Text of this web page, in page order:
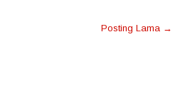
Posting Lama →